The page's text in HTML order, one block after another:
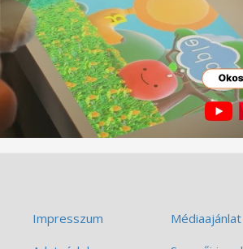
Impresszum
Médiaajánlat